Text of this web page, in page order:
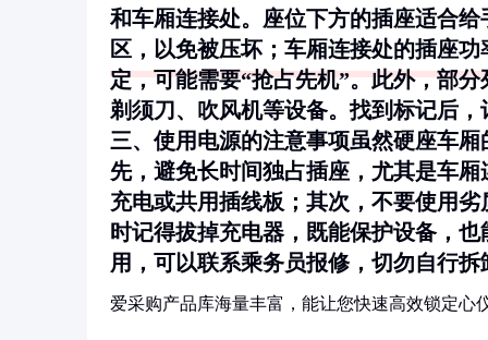
和车厢连接处。座位下方的插座适合
区，以免被压坏；车厢连接处的插座
定，可能需要“抢占先机”。此外，部
剃须刀、吹风机等设备。找到标记后
三、使用电源的注意事项虽然硬座车
先， 避免长时间独占插座 ，尤其是车
充电或共用插线板；其次， 不要使用劣
时记得拔掉充电器 ，既能保护设备，
用，可以联系乘务员报修，切勿自行拆
爱采购产品库海量丰富，能让您快速高效锁定